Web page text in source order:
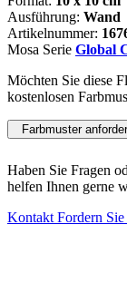
Ausführung: Wand
Artikelnummer:
Mosa Serie Global
Möchten Sie diese
kostenlosen
Farbmuster
Haben Sie Fragen
helfen Ihnen gerne
Kontakt Fordern